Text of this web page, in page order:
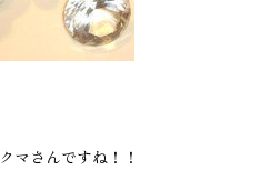
マさんですね！！